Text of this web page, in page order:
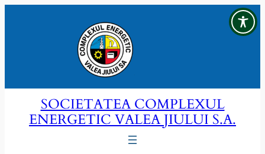
SOCIETATEA COMPLEXUL
ENERGETIC VALEA JIULUI S.A.